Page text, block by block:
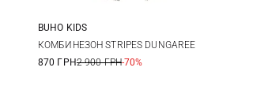
4 6 8
BUHO KIDS
КОМБИНЕЗОН STRIPES DUNGAREE
870 ГРН2 900 ГРН-70%